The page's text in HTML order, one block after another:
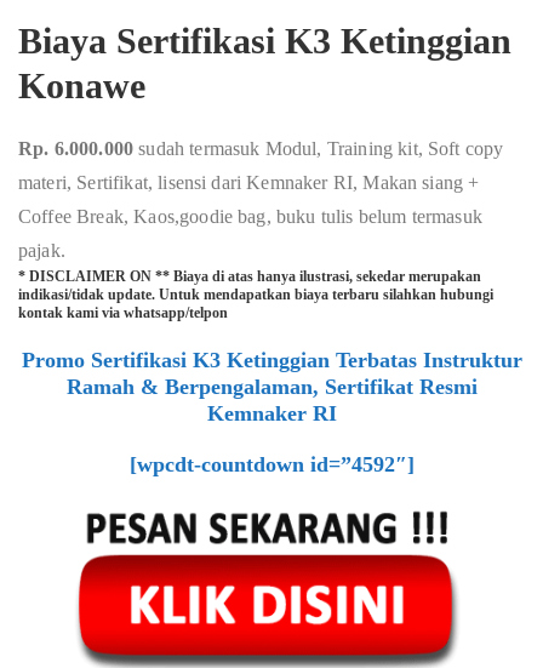
Biaya Sertifikasi K3 Ketinggian
Konawe
Rp. 6.000.000sudah termasuk Modul, Training kit, Soft copy
materi, Sertifikat, lisensi dari Kemnaker RI, Makan siang +
Coffee Break, Kaos,goodie bag, buku tulis belum termasuk
pajak.
* DISCLAIMER ON ** Biaya di atas hanya ilustrasi, sekedar merupakan
indikasi/tidak update. Untuk mendapatkan biaya terbaru silahkan hubungi
kontak kami via whatsapp/telpon
Promo Sertifikasi K3 Ketinggian Terbatas Instruktur
Ramah & Berpengalaman, Sertifikat Resmi
Kemnaker RI
[wpcdt-countdown id=”4592″]